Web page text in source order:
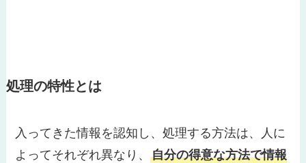
処理の特性とは
入ってきた情報を認知し、処理する方法は、人に
よってそれぞれ異なり、自分の得意な方法で情報